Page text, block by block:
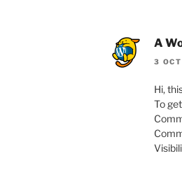
A
3
Hi,
To